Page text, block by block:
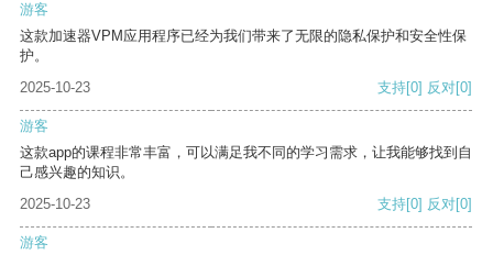
游客
这款加速器VPM应用程序已经为我们带来了无限的隐私保护和安全性保
护。
2025-10-23
支持[0] 反对[0]
游客
这款app的课程非常丰富，可以满足我不同的学习需求，让我能够找到自
己感兴趣的知识。
2025-10-23
支持[0] 反对[0]
游客